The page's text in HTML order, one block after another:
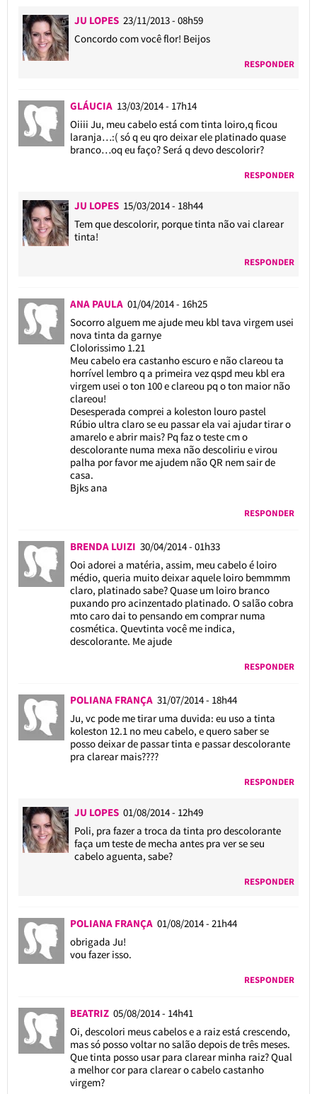
JU LOPES 23/11/2013 - 08h59
Concordo com você flor! Beijos
RESPONDER
GLÁUCIA 13/03/2014 - 17h14
Oiiii Ju, meu cabelo está com tinta loiro,q ficou
laranja…:( só q eu qro deixar ele platinado quase
branco…oq eu faço? Será q devo descolorir?
RESPONDER
JU LOPES 15/03/2014 - 18h44
Tem que descolorir, porque tinta não vai clarear
tinta!
RESPONDER
ANA PAULA 01/04/2014 - 16h25
Socorro alguem me ajude meu kbl tava virgem usei
nova tinta da garnye
Clolorissimo 1.21
Meu cabelo era castanho escuro e não clareou ta
horrível lembro q a primeira vez qspd meu kbl era
virgem usei o ton 100 e clareou pq o ton maior não
clareou!
Desesperada comprei a koleston louro pastel
Rúbio ultra claro se eu passar ela vai ajudar tirar o
amarelo e abrir mais? Pq faz o teste cm o
descolorante numa mexa não descoliriu e virou
palha por favor me ajudem não QR nem sair de
casa.
Bjks ana
RESPONDER
BRENDA LUIZI 30/04/2014 - 01h33
Ooi adorei a matéria, assim, meu cabelo é loiro
médio, queria muito deixar aquele loiro bemmmm
claro, platinado sabe? Quase um loiro branco
puxando pro acinzentado platinado. O salão cobra
mto caro dai to pensando em comprar numa
cosmética. Quevtinta você me indica,
descolorante. Me ajude
RESPONDER
POLIANA FRANÇA 31/07/2014 - 18h44
Ju, vc pode me tirar uma duvida: eu uso a tinta
koleston 12.1 no meu cabelo, e quero saber se
posso deixar de passar tinta e passar descolorante
pra clarear mais????
RESPONDER
JU LOPES 01/08/2014 - 12h49
Poli, pra fazer a troca da tinta pro descolorante
faça um teste de mecha antes pra ver se seu
cabelo aguenta, sabe?
RESPONDER
POLIANA FRANÇA 01/08/2014 - 21h44
obrigada Ju!
vou fazer isso.
RESPONDER
BEATRIZ 05/08/2014 - 14h41
Oi, descolori meus cabelos e a raiz está crescendo,
mas só posso voltar no salão depois de três meses.
Que tinta posso usar para clarear minha raiz? Qual
a melhor cor para clarear o cabelo castanho
virgem?